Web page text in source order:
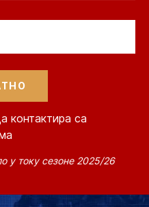
контактира са
у току сезоне 2025/26